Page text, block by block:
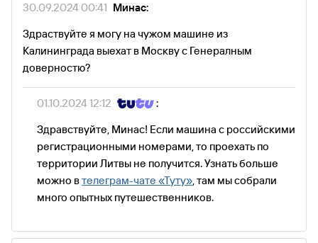
30.09.2024 00:41 Минас:
Здраствуйте я могу на чужом машине из
Калининграда выехат в Москву с Генералным
доверностю?
01.10.2024 12:12
:
Здравствуйте, Минас! Если машина с российскими
регистрационными номерами, то проехать по
территории Литвы не получится. Узнать больше
можно втелеграм-чате «Туту», там мы собрали
много опытных путешественников.